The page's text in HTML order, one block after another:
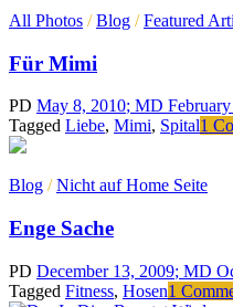
All Photos /Blog /Featured
Für Mimi
PD May 8, 2010; MD
Tagged Liebe, Mimi, Spital1
Blog /Nicht auf Home Seite
Enge Sache
PD December 13, 2009; MD
Tagged Fitness, Hosen1